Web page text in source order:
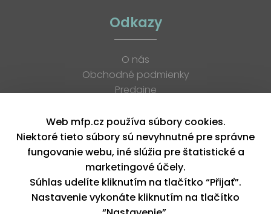
Odkazy
O nás
Obchodné podmienky
Predajne
K stiahnutiu
Blog
Kontakt
Kariéra
XML feed
Web mfp.cz používa súbory cookies.
Niektoré tieto súbory sú nevyhnutné pre správne
fungovanie webu, iné slúžia pre štatistické a
marketingové účely.
Súhlas udelíte kliknutím na tlačítko “Přijať”.
Nastavenie vykonáte kliknutím na tlačítko